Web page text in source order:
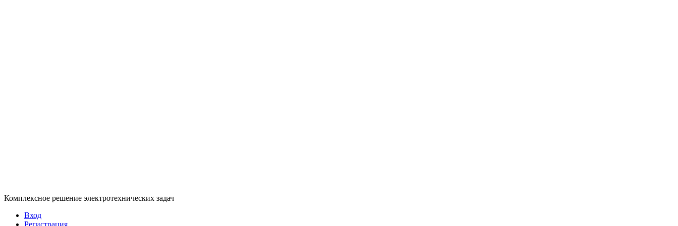
Комплексное решение электротехнических задач
Вход
Регистрация